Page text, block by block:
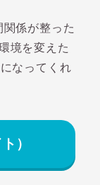
係が整った
境を変えた
なってくれ
）